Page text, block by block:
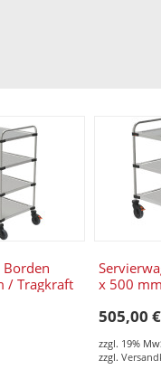
Borden
/ Tragkraft
x 500
505,00 €
zzgl. 19%
zzgl.